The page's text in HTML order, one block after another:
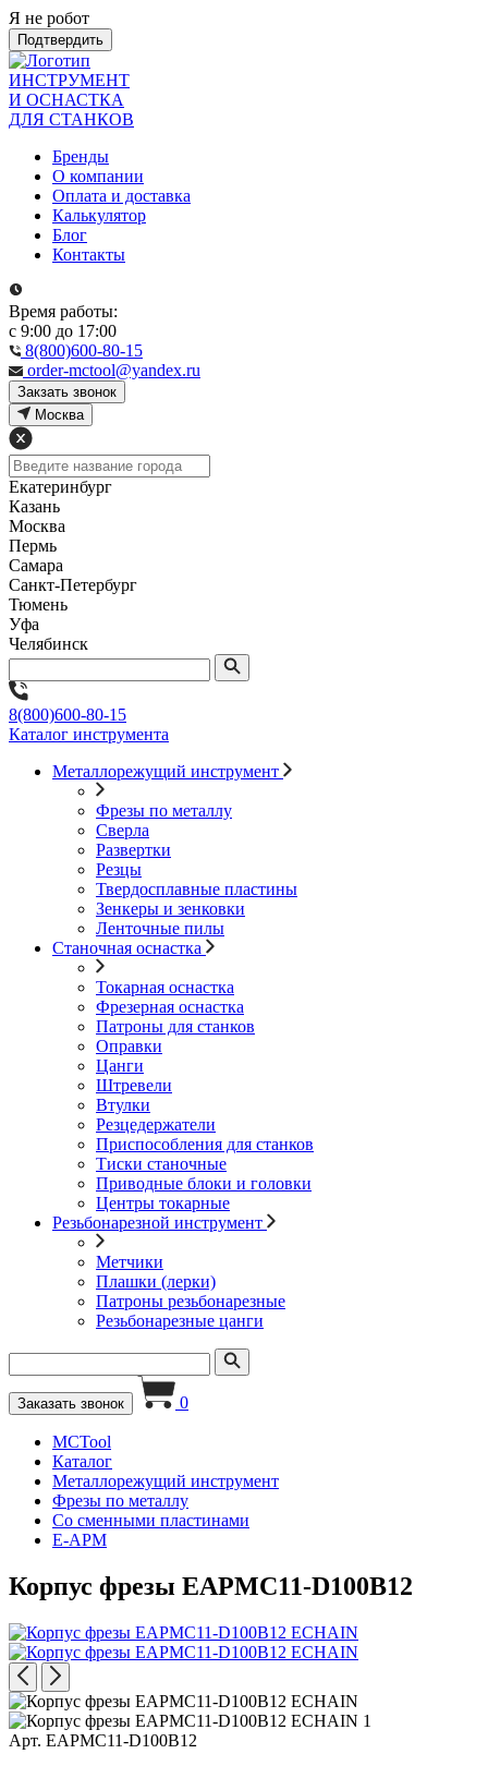
Я не робот
Подтвердить
ИНСТРУМЕНТ
И ОСНАСТКА
ДЛЯ СТАНКОВ
Бренды
О компании
Оплата и доставка
Калькулятор
Блог
Контакты
Время работы:
с 9:00 до 17:00
8(800)600-80-15
order-mctool@yandex.ru
Закзать звонок
Москва
Екатеринбург
Казань
Москва
Пермь
Самара
Санкт-Петербург
Тюмень
Уфа
Челябинск
8(800)600-80-15
Каталог инструмента
Металлорежущий инструмент
Фрезы по металлу
Сверла
Развертки
Резцы
Твердосплавные пластины
Зенкеры и зенковки
Ленточные пилы
Станочная оснастка
Токарная оснастка
Фрезерная оснастка
Патроны для станков
Оправки
Цанги
Штревели
Втулки
Резцедержатели
Приспособления для станков
Тиски станочные
Приводные блоки и головки
Центры токарные
Резьбонарезной инструмент
Метчики
Плашки (лерки)
Патроны резьбонарезные
Резьбонарезные цанги
Заказать звонок 0
MCTool
Каталог
Металлорежущий инструмент
Фрезы по металлу
Со сменными пластинами
E-APM
Корпус фрезы EAPMC11-D100B12
Арт. EAPMC11-D100B12